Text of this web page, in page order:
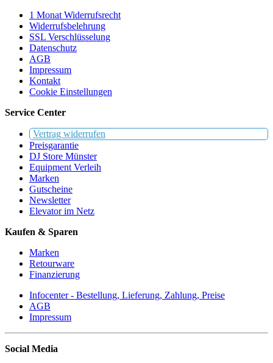
1 Monat Widerrufsrecht
Widerrufsbelehrung
SSL Verschlüsselung
Datenschutz
AGB
Impressum
Kontakt
Cookie Einstellungen
Service Center
Vertrag widerrufen
Preisgarantie
DJ Store Münster
Equipment Verleih
Marken
Gutscheine
Newsletter
Elevator im Netz
Kaufen & Sparen
Marken
Retourware
Finanzierung
Infocenter - Bestellung, Lieferung, Zahlung, Preise
AGB
Impressum
Social Media